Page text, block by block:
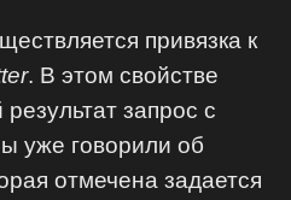
привязка к
. В этом свойстве
запрос с
уже говорили об
отмечена задается